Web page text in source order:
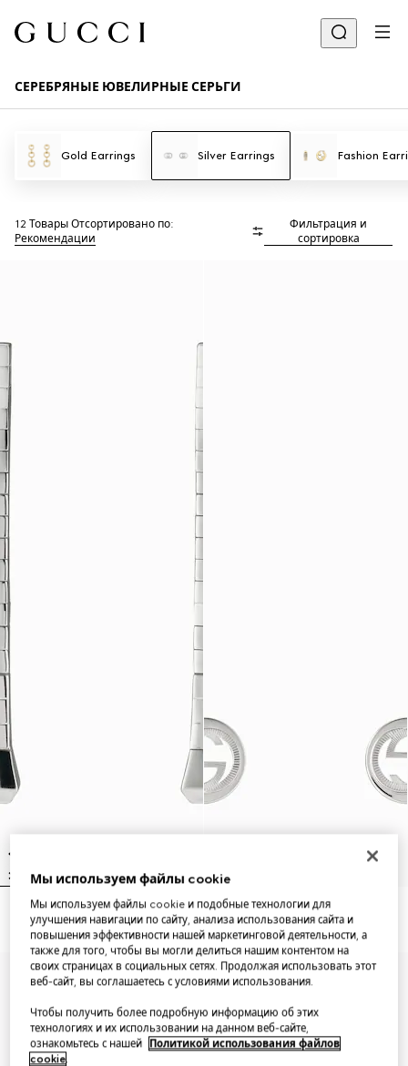
СЕРЕБРЯНЫЕ ЮВЕЛИРНЫЕ СЕРЬГИ
Gold Earrings Silver Earrings Fashion
12 Товары Отсортировано по:
Рекомендации
Фильтрация и
сортировка
Chiodo long earrings Gucci Interlocking earrings
Мы используем файлы cookie
Мы используем файлы cookie и подобные технологии для
улучшения навигации по сайту, анализа использования сайта и
повышения эффективности нашей маркетинговой деятельности, а
также для того, чтобы вы могли делиться нашим контентом на
своих страницах в социальных сетях. Продолжая использовать этот
веб-сайт, вы соглашаетесь с условиями использования.
Чтобы получить более подробную информацию об этих
технологиях и их использовании на данном веб-сайте,
ознакомьтесь с нашей
Политикой использования файлов
cookie.